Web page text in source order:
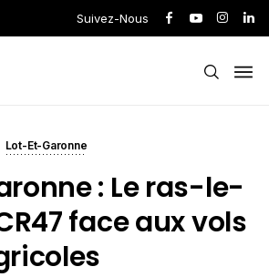
Suivez-Nous
Lot-Et-Garonne
: Le ras-le-
face aux vols